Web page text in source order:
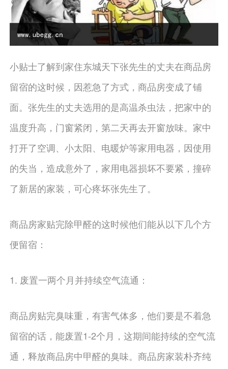
小贴士了解到家住东城天下张先生的丈夫在商品房
留宿的这时候，因惹急了方式，商品房变成了铺
面。张先生的丈夫选用的是高温杀虫法，把家中的
温度升高，门窗紧闭，第二天再去开窗放味。家中
打开了空调、小太阳、电暖炉等家用电器，因使用
的失当，造成意外了，家用电器损坏不要紧，撞碎
了新居的家装，可心疼坏张先生了。
商品房家贴完除甲醛的这时候他们能从以下几个方
便留宿：
1. 废置一两个月并持续空气流通：
商品房贴完臭味重，有害气体多，他们要是不着急
留宿的话，能废置1-2个月，这期间能持续的空气流
通，释放商品房中甲醛的臭味。商品房家装朴齐纯